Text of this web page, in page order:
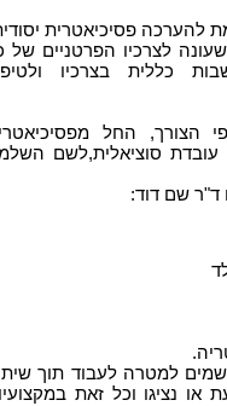
להערכה פסיכיאטרית
לצרכיו הפרטניים של
כללית בצרכיו
הצורך, החל
עובדת סוציאלית,לשם
ד"ר שם דוד:
למטרה לעבוד תוך
נציגו וכל זאת